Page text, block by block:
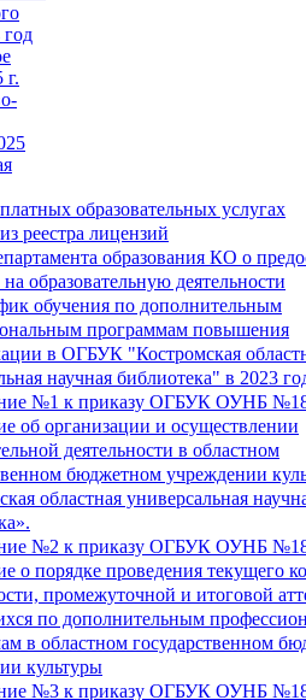
год
г.
образовательных услугах
реестра лицензий
образования КО о
образовательную деятельности
обучения по дополнительным
программам повышения
в ОГБУК "Костромская
научная библиотека" в 2023
№1 к приказу ОГБУК ОУНБ
об организации и осуществлении
деятельности в областном
бюджетном учреждении
областная универсальная
№2 к приказу ОГБУК ОУНБ
о порядке проведения текущего
промежуточной и итоговой
по дополнительным
в областном государственном
культуры
№3 к приказу ОГБУК ОУНБ